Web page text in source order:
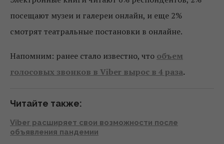
посещают музеи и галереи онлайн, и еще 2%
смотрят театральные постановки в онлайне.
Напомним: ранее стало известно, что объем
голосовых звонков в Viber вырос в 4 раза.
Читайте также:
Viber расширяет свои возможности после
объявления пандемии